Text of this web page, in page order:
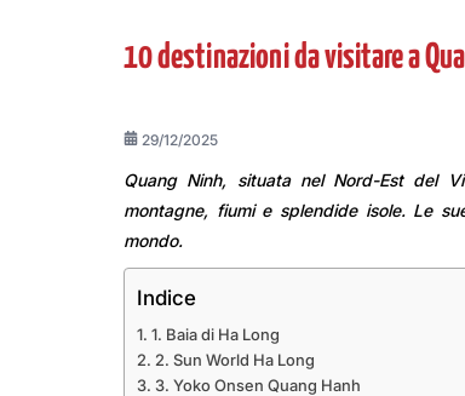
10 destinazioni da visitare a
29/12/2025
Quang Ninh, situata nel Nord-Est del
montagne, fiumi e splendide isole. Le
mondo.
Indice
1. Baia di Ha Long
2. Sun World Ha Long
3. Yoko Onsen Quang Hanh